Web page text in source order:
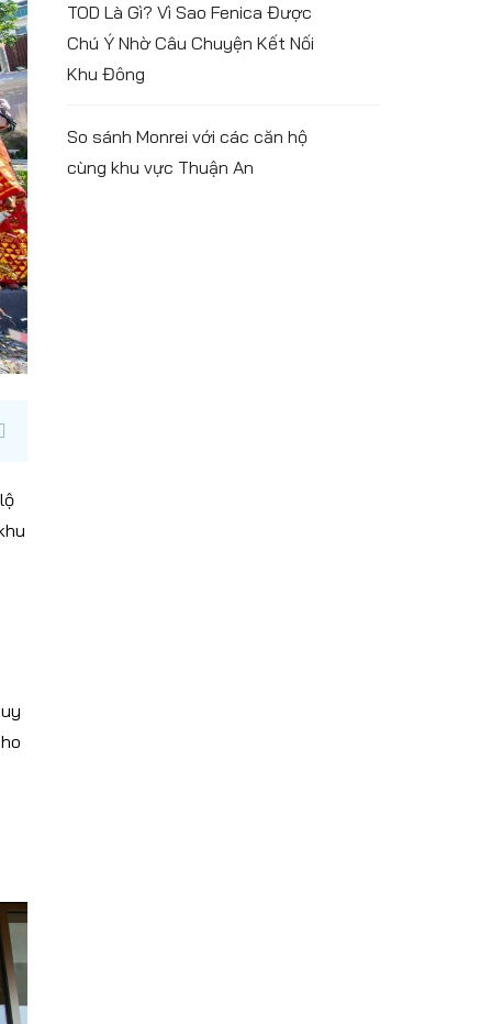
TOD Là Gì? Vì Sao Fenica Được
Chú Ý Nhờ Câu Chuyện Kết Nối
Khu Đông
So sánh Monrei với các căn hộ
cùng khu vực Thuận An